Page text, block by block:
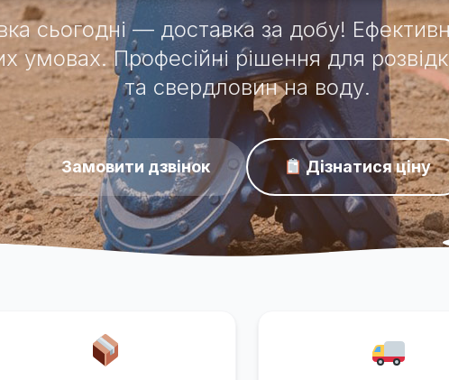
сьогодні — доставка за добу!
умовах. Професійні рішення для
та свердловин на воду.
Замовити дзвінок Дізнатися ціну